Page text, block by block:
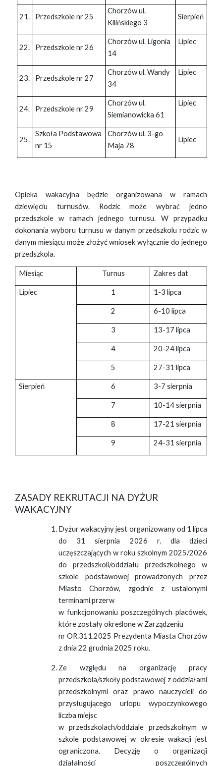
21. Przedszkole nr 25
Chorzów ul.
Kilińskiego 3
Sierpień
22. Przedszkole nr 26
Chorzów ul. Ligonia
14
Lipiec
23. Przedszkole nr 27
Chorzów ul. Wandy
34
Lipiec
24. Przedszkole nr 29
Chorzów ul.
Siemianowicka 61
Lipiec
25.
Szkoła Podstawowa
nr 15
Chorzów ul. 3-go
Maja 78
Lipiec
Opieka wakacyjna będzie organizowana w ramach
dziewięciu turnusów. Rodzic może wybrać jedno
przedszkole w ramach jednego turnusu. W przypadku
dokonania wyboru turnusu w danym przedszkolu rodzic w
danym miesiącu może złożyć wniosek wyłącznie do jednego
przedszkola.
Miesiąc Turnus Zakres dat
Lipiec 1 1-3 lipca
2 6-10 lipca
3 13-17 lipca
4 20-24 lipca
5 27-31 lipca
Sierpień 6 3-7 sierpnia
7 10-14 sierpnia
8 17-21 sierpnia
9 24-31 sierpnia
ZASADY REKRUTACJI NA DYŻUR
WAKACYJNY
Dyżur wakacyjny jest organizowany od 1 lipca
do 31 sierpnia 2026 r. dla dzieci
uczęszczających w roku szkolnym 2025/2026
do przedszkoli/oddziału przedszkolnego w
szkole podstawowej prowadzonych przez
Miasto Chorzów, zgodnie z ustalonymi
terminami przerw
w funkcjonowaniu poszczególnych placówek,
które zostały określone w Zarządzeniu
nr OR.311.2025 Prezydenta Miasta Chorzów
z dnia 22 grudnia 2025 roku.
Ze względu na organizację pracy
przedszkola/szkoły podstawowej z oddziałami
przedszkolnymi oraz prawo nauczycieli do
przysługującego urlopu wypoczynkowego
liczba miejsc
w przedszkolach/oddziale przedszkolnym w
szkole podstawowej w okresie wakacji jest
ograniczona. Decyzję o organizacji
działalności poszczególnych